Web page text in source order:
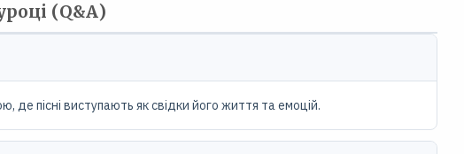
(Q&A)
де пісні виступають як свідки його життя та емоцій.